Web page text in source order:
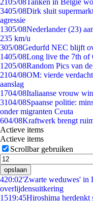
2105/08Tanken in België
3405/08Dirk sluit
agressie
1305/08Nederlander (23)
235 km/u
305/08Gedurfd NEC blijft
1405/08Long live the 7th of
1205/08Random Pics van
2104/08OM: vierde
aanslag
1704/08Italiaanse vrouw
3104/08Spaanse politie:
onder migranten Ceuta
604/08Kraftwerk brengt
Actieve items
Actieve items
Scrollbar gebruiken
opslaan
420:02'Zwarte weduwes' in
overlijdensuitkering
1519:45Hiroshima herdenkt